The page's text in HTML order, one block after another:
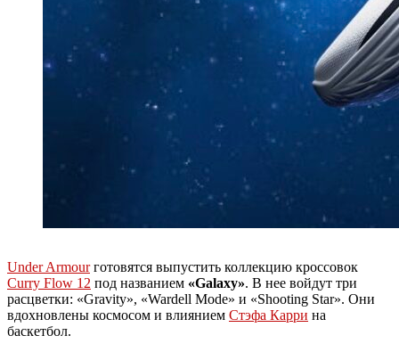
Under Armourготовятся выпустить коллекцию кроссовок
Curry Flow 12 под названием «Galaxy». В нее войдут три
расцветки: «Gravity», «Wardell Mode» и «Shooting Star». Они
вдохновлены космосом и влиянием Стэфа Карри на
баскетбол.